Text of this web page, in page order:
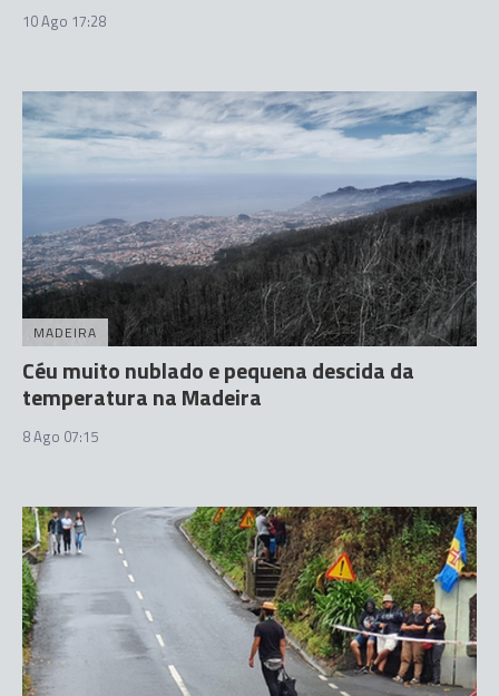
10 Ago 17:28
MADEIRA
Céu muito nublado e pequena descida da
temperatura na Madeira
8 Ago 07:15